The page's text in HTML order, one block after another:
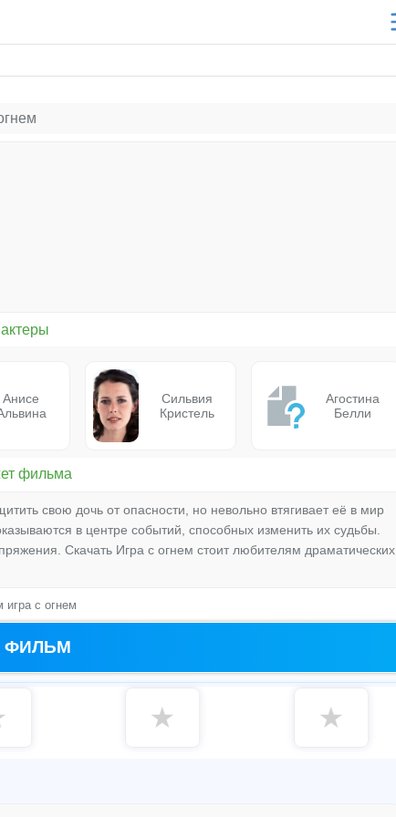
Анисе
Сильвия
Кристель
Агостина
Белли
фильма
свою дочь от опасности, но невольно втягивает её в мир
в центре событий, способных изменить их судьбы.
Скачать Игра с огнем стоит любителям драматических
игра с огнем
ФИЛЬМ
★ ★